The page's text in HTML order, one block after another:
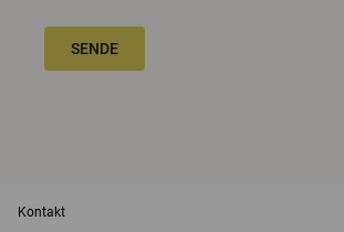
SENDE
Kontakt